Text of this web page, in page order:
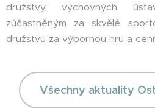
družstvy výchovných
zúčastněným za skvělé
družstvu za výbornou hru a
Všechny aktuality